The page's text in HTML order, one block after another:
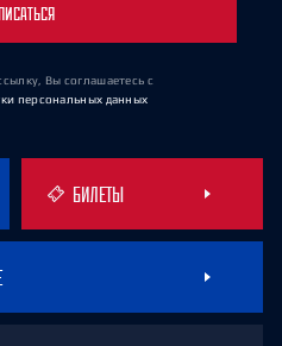
Вы соглашаетесь с
персональных данных
БИЛЕТЫ